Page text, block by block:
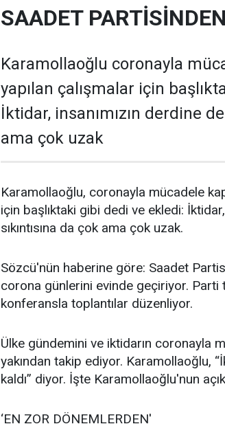
SAADET
Karamollaoğlu coronayla
yapılan çalışmalar için
İktidar, insanımızın derdine de
ama çok uzak
Karamollaoğlu, coronayla mücadele
için başlıktaki gibi dedi ve ekledi:
sıkıntısına da çok ama çok uzak.
Sözcü'nün haberine göre: Saadet
corona günlerini evinde geçiriyor. Parti
konferansla toplantılar düzenliyor.
Ülke gündemini ve iktidarın coronayla
yakından takip ediyor. Karamollaoğlu,
kaldı” diyor. İşte Karamollaoğlu'nun
‘EN ZOR DÖNEMLERDEN'